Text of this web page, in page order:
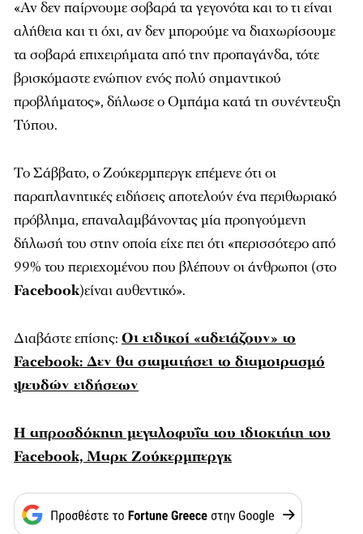
«Αν δεν παίρνουμε σοβαρά τα γεγονότα και το τι είναι
αλήθεια και τι όχι, αν δεν μπορούμε να διαχωρίσουμε
τα σοβαρά επιχειρήματα από την προπαγάνδα, τότε
βρισκόμαστε ενώπιον ενός πολύ σημαντικού
προβλήματος», δήλωσε ο Ομπάμα κατά τη συνέντευξη
Τύπου.
Το Σάββατο, ο Ζούκερμπεργκ επέμενε ότι οι
παραπλανητικές ειδήσεις αποτελούν ένα περιθωριακό
πρόβλημα, επαναλαμβάνοντας μία προηγούμενη
δήλωσή του στην οποία είχε πει ότι «περισσότερο από
99% του περιεχομένου που βλέπουν οι άνθρωποι (στο
Facebook)είναι αυθεντικό».
Διαβάστε επίσης: Οι ειδικοί «αδειάζουν» το
Facebook: Δεν θα σταματήσει το διαμοιρασμό
ψευδών ειδήσεων
Η απροσδόκητη μεγαλοφυΐα του ιδιοκτήτη του
Facebook, Μαρκ Ζούκερμπεργκ